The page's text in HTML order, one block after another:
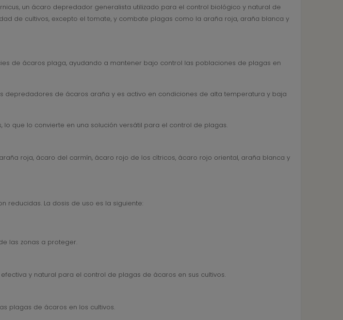
un ácaro depredador generalista utilizado para el control biológico y natural de
de cultivos, excepto el tomate, y combate plagas como la araña roja, araña blanca y
de ácaros plaga, ayudando a mantener bajo control las poblaciones de plagas en
depredadores de ácaros araña y es activo en condiciones de alta temperatura y baja
lo que lo convierte en una solución versátil para el control de plagas.
roja, ácaro del carmín, ácaro rojo de los cítricos, ácaro rojo oriental, araña blanca y
reducidas. La dosis de uso es la siguiente:
las zonas a proteger.
y natural para el control de plagas de ácaros en sus cultivos.
plagas de ácaros en los cultivos.